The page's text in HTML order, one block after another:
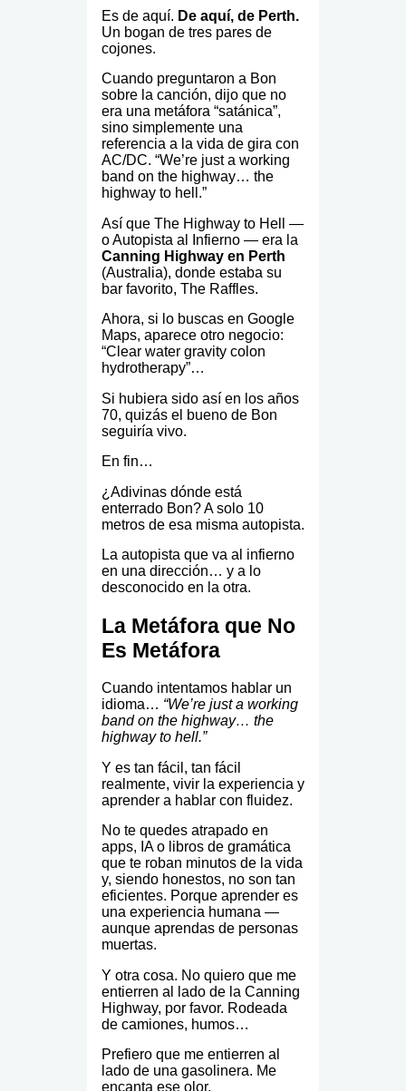
Es de aquí. De aquí, de Perth.
Un bogan de tres pares de
cojones.
Cuando preguntaron a Bon
sobre la canción, dijo que no
era una metáfora “satánica”,
sino simplemente una
referencia a la vida de gira con
AC/DC. “We’re just a working
band on the highway… the
highway to hell.”
Así que The Highway to Hell —
o Autopista al Infierno — era la
Canning Highway en Perth
(Australia), donde estaba su
bar favorito, The Raffles.
Ahora, si lo buscas en Google
Maps, aparece otro negocio:
“Clear water gravity colon
hydrotherapy”…
Si hubiera sido así en los años
70, quizás el bueno de Bon
seguiría vivo.
En fin…
¿Adivinas dónde está
enterrado Bon? A solo 10
metros de esa misma autopista.
La autopista que va al infierno
en una dirección… y a lo
desconocido en la otra.
La Metáfora que No
Es Metáfora
Cuando intentamos hablar un
idioma… “We’re just a working
band on the highway… the
highway to hell.”
Y es tan fácil, tan fácil
realmente, vivir la experiencia y
aprender a hablar con fluidez.
No te quedes atrapado en
apps, IA o libros de gramática
que te roban minutos de la vida
y, siendo honestos, no son tan
eficientes. Porque aprender es
una experiencia humana —
aunque aprendas de personas
muertas.
Y otra cosa. No quiero que me
entierren al lado de la Canning
Highway, por favor. Rodeada
de camiones, humos…
Prefiero que me entierren al
lado de una gasolinera. Me
encanta ese olor.